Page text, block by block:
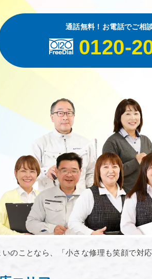
通話無料！お電話でご相
0120-
いのことなら、「小さな修理も笑顔で対